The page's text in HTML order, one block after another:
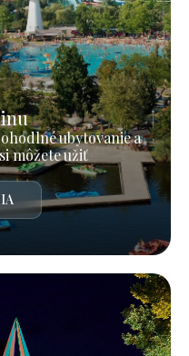
ubytovanie a
môžete užiť